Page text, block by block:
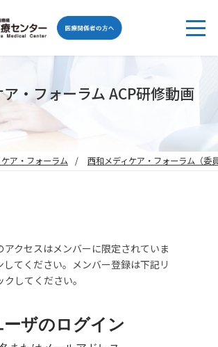
・フォーラム ACP研修動画
ア・フォーラム 西和メディケア・フォーラム（委
アクセスはメンバーに限定されていま
してください。メンバー登録は下記リ
してください。
ーザのログイン